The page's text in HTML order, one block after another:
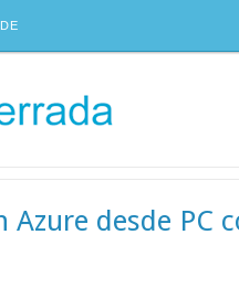
Azure desde PC